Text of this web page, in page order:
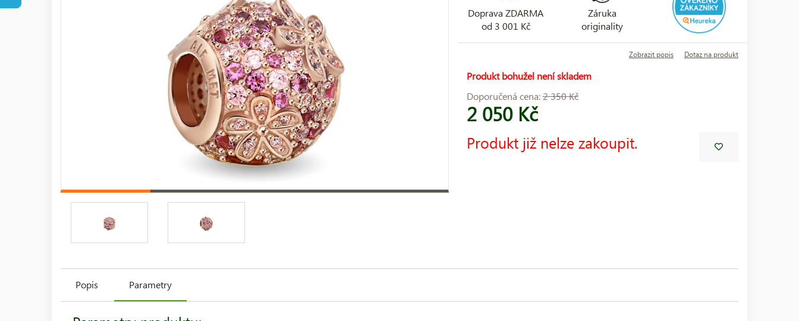
Doprava ZDARMA
od 3 001 Kč
Záruka
originality
Zobrazit popis Dotaz na produkt
Produkt bohužel není skladem
Doporučená cena:2 350 Kč
2 050 Kč
Produkt již nelze zakoupit.
Popis Parametry